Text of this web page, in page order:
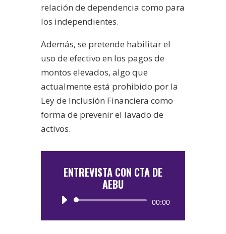
relación de dependencia como para
los independientes.
Además, se pretende habilitar el
uso de efectivo en los pagos de
montos elevados, algo que
actualmente está prohibido por la
Ley de Inclusión Financiera como
forma de prevenir el lavado de
activos.
ENTREVISTA CON CTA DE
AEBU
Reproductor
00:00